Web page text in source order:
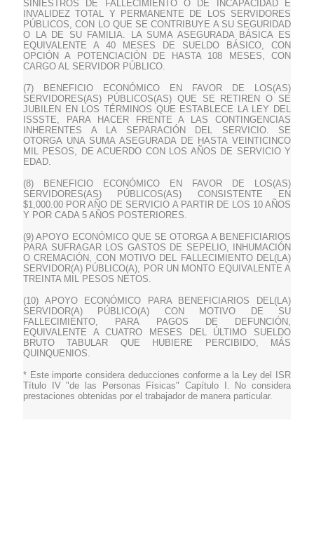
SINIESTROS DE FALLECIMIENTO O DE INCAPACIDAD E
INVALIDEZ TOTAL Y PERMANENTE DE LOS SERVIDORES
PÚBLICOS, CON LO QUE SE CONTRIBUYE A SU SEGURIDAD
O LA DE SU FAMILIA. LA SUMA ASEGURADA BÁSICA ES
EQUIVALENTE A 40 MESES DE SUELDO BÁSICO, CON
OPCIÓN A POTENCIACIÓN DE HASTA 108 MESES, CON
CARGO AL SERVIDOR PÚBLICO.
(7) BENEFICIO ECONÓMICO EN FAVOR DE LOS(AS)
SERVIDORES(AS) PÚBLICOS(AS) QUE SE RETIREN O SE
JUBILEN EN LOS TÉRMINOS QUE ESTABLECE LA LEY DEL
ISSSTE, PARA HACER FRENTE A LAS CONTINGENCIAS
INHERENTES A LA SEPARACIÓN DEL SERVICIO. SE
OTORGA UNA SUMA ASEGURADA DE HASTA VEINTICINCO
MIL PESOS, DE ACUERDO CON LOS AÑOS DE SERVICIO Y
EDAD.
(8) BENEFICIO ECONÓMICO EN FAVOR DE LOS(AS)
SERVIDORES(AS) PÚBLICOS(AS) CONSISTENTE EN
$1,000.00 POR AÑO DE SERVICIO A PARTIR DE LOS 10 AÑOS
Y POR CADA 5 AÑOS POSTERIORES.
(9) APOYO ECONÓMICO QUE SE OTORGA A BENEFICIARIOS
PARA SUFRAGAR LOS GASTOS DE SEPELIO, INHUMACIÓN
O CREMACIÓN, CON MOTIVO DEL FALLECIMIENTO DEL(LA)
SERVIDOR(A) PÚBLICO(A), POR UN MONTO EQUIVALENTE A
TREINTA MIL PESOS NETOS.
(10) APOYO ECONÓMICO PARA BENEFICIARIOS DEL(LA)
SERVIDOR(A) PÚBLICO(A) CON MOTIVO DE SU
FALLECIMIENTO, PARA PAGOS DE DEFUNCIÓN,
EQUIVALENTE A CUATRO MESES DEL ÚLTIMO SUELDO
BRUTO TABULAR QUE HUBIERE PERCIBIDO, MÁS
QUINQUENIOS.
* Este importe considera deducciones conforme a la Ley del ISR
Título IV "de las Personas Físicas" Capítulo I. No considera
prestaciones obtenidas por el trabajador de manera particular.